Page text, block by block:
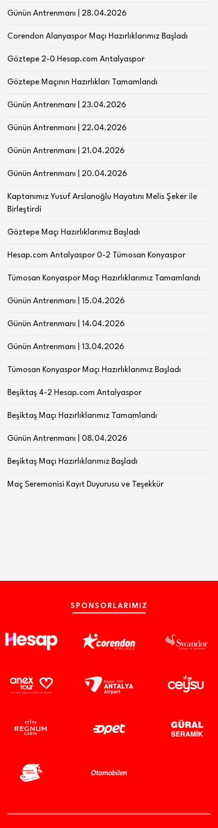
Günün Antrenmanı | 28.04.2026
Corendon Alanyaspor Maçı Hazırlıklarımız Başladı
Göztepe 2-0 Hesap.com Antalyaspor
Göztepe Maçının Hazırlıkları Tamamlandı
Günün Antrenmanı | 23.04.2026
Günün Antrenmanı | 22.04.2026
Günün Antrenmanı | 21.04.2026
Günün Antrenmanı | 20.04.2026
Kaptanımız Yusuf Arslanoğlu Hayatını Melis Şeker ile
Birleştirdi
Göztepe Maçı Hazırlıklarımız Başladı
Hesap.com Antalyaspor 0-2 Tümosan Konyaspor
Tümosan Konyaspor Maçı Hazırlıklarımız Tamamlandı
Günün Antrenmanı | 15.04.2026
Günün Antrenmanı | 14.04.2026
Günün Antrenmanı | 13.04.2026
Tümosan Konyaspor Maçı Hazırlıklarımız Başladı
Beşiktaş 4-2 Hesap.com Antalyaspor
Beşiktaş Maçı Hazırlıklarımız Tamamlandı
Günün Antrenmanı | 08.04.2026
Beşiktaş Maçı Hazırlıklarımız Başladı
Maç Seremonisi Kayıt Duyurusu ve Teşekkür
SPONSORLARIMIZ